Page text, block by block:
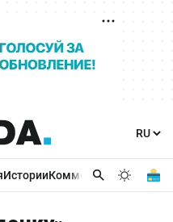
ИсторииКомментарииБизнес